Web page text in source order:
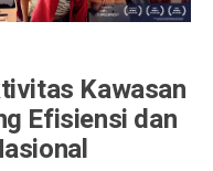
Kawasan
Efisiensi dan